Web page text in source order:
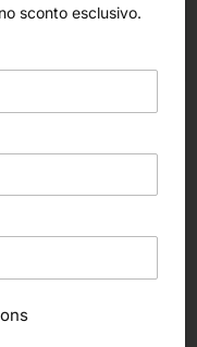
Zincante 98%
€
sconto esclusivo.